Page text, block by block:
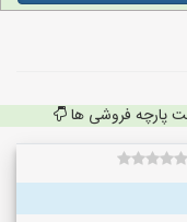
پارچه فروشی ها